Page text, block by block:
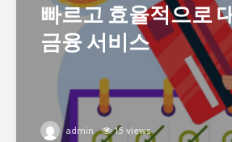
빠르고 효율적으로
금융 서비스
admin 15 views